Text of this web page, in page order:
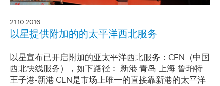
21.10.2016
以星提供附加的的太平洋西北服务
以星宣布已开启附加的亚太平洋西北服务：CEN（中国
西北快线服务），如下路径： 新港-青岛-上海-鲁珀特
王子港-新港 CEN是市场上唯一的直接靠新港的太平洋